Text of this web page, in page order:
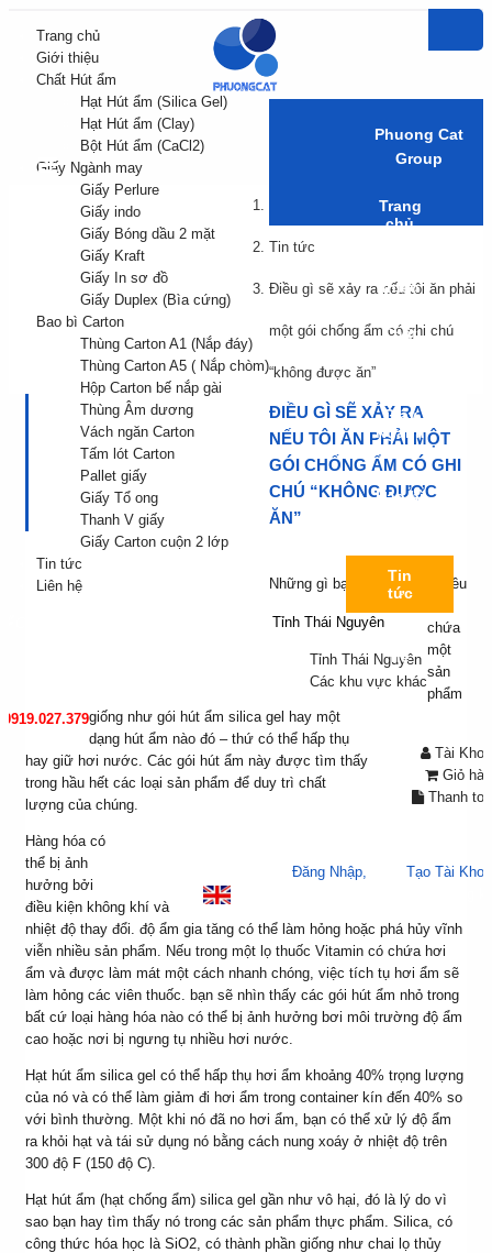
Trang chủ
Giới thiệu
Chất Hút ẩm
Hạt Hút ẩm (Silica Gel)
Hạt Hút ẩm (Clay)
Bột Hút ẩm (CaCl2)
Giấy Ngành may
Giấy Perlure
Giấy indo
Giấy Bóng dầu 2 mặt
Giấy Kraft
Giấy In sơ đồ
Giấy Duplex (Bìa cứng)
Bao bì Carton
Thùng Carton A1 (Nắp đáy)
Thùng Carton A5 ( Nắp chòm)
Hộp Carton bế nắp gài
Thùng Âm dương
Vách ngăn Carton
Tấm lót Carton
Pallet giấy
Giấy Tổ ong
Thanh V giấy
Giấy Carton cuộn 2 lớp
Tin tức
Liên hệ
Tỉnh Thái Nguyên
Tỉnh Thái Nguyên
Các khu vực khác
0919.027.379
Tài
Giỏ
Thanh
Đăng Nhập,
Tạo Tài
Phuong Cat
Group
Trang
chủ
thiệu
Chất
Giấy
Ngành
may
Bao bì
Tin
tức
hệ
Tin tức
Điều gì sẽ xảy ra nếu tôi ăn phải
một gói chống ẩm có ghi chú
“không được ăn”
ĐIỀU GÌ SẼ XẢY RA
NẾU TÔI ĂN PHẢI MỘT
GÓI CHỐNG ẨM CÓ GHI
CHÚ “KHÔNG ĐƯỢC
ĂN”
Những gì bạn mua hầu hết đều
chứa
một
sản
phẩm
giống như gói hút ẩm silica gel hay một
dạng hút ẩm nào đó – thứ có thể hấp thụ
hay giữ hơi nước. Các gói hút ẩm này được tìm thấy
trong hầu hết các loại sản phẩm để duy trì chất
lượng của chúng.
Hàng hóa có
thể bị ảnh
hưởng bởi
điều kiện không khí và
nhiệt độ thay đổi. độ ẩm gia tăng có thể làm hỏng hoặc phá hủy vĩnh
viễn nhiều sản phẩm. Nếu trong một lọ thuốc Vitamin có chứa hơi
ẩm và được làm mát một cách nhanh chóng, việc tích tụ hơi ẩm sẽ
làm hỏng các viên thuốc. bạn sẽ nhìn thấy các gói hút ẩm nhỏ trong
bất cứ loại hàng hóa nào có thể bị ảnh hưởng bơi môi trường độ ẩm
cao hoặc nơi bị ngưng tụ nhiều hơi nước.
Hạt hút ẩm silica gel có thể hấp thụ hơi ẩm khoảng 40% trọng lượng
của nó và có thể làm giảm đi hơi ẩm trong container kín đến 40% so
với bình thường. Một khi nó đã no hơi ẩm, bạn có thể xử lý độ ẩm
ra khỏi hạt và tái sử dụng nó bằng cách nung xoáy ở nhiệt độ trên
300 độ F (150 độ C).
Hạt hút ẩm (hạt chống ẩm) silica gel gần như vô hại, đó là lý do vì
sao bạn hay tìm thấy nó trong các sản phẩm thực phẩm. Silica, có
công thức hóa học là SiO2, có thành phần giống như chai lọ thủy